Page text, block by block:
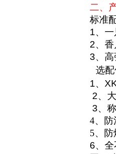
二、
标准
1、
2、
3、
选
1、
2、
3、
4、
5、
6、